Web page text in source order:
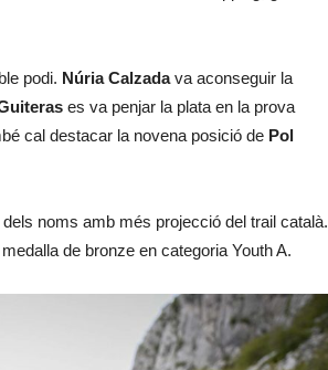
podi. Núria Calzadava aconseguir la
es va penjar la plata en la prova
cal destacar la novena posició de Pol
noms amb més projecció del trail català.
de bronze en categoria Youth A.